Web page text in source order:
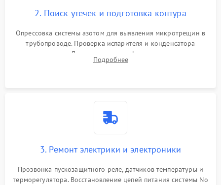
2. Поиск утечек и подготовка контура
Опрессовка системы азотом для выявления микротрещин в
трубопроводе. Проверка испарителя и конденсатора
течеискателем. Демонтаж старого фильтра-осушителя и
продувка капиллярной трубки для устранения засоров.
Подробнее
3. Ремонт электрики и электроники
Прозвонка пускозащитного реле, датчиков температуры и
терморегулятора. Восстановление цепей питания системы No